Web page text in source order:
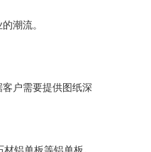
潮流。
户需要提供图纸深